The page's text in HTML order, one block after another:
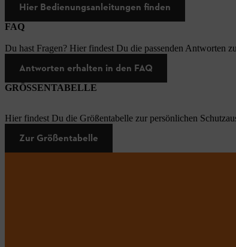
Hier Bedienungsanleitungen finden
FAQ
Du hast Fragen? Hier findest Du die passenden Antworten
Antworten erhalten in den FAQ
GRÖSSENTABELLE
Hier findest Du die Größentabelle zur persönlichen
Zur Größentabelle